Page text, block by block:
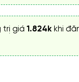
trị giá1.824k khi